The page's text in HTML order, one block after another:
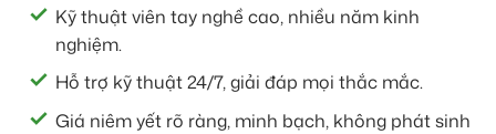
Kỹ thuật viên tay nghề cao, nhiều năm kinh
nghiệm.
Hỗ trợ kỹ thuật 24/7, giải đáp mọi thắc mắc.
Giá niêm yết rõ ràng, minh bạch, không phát sinh